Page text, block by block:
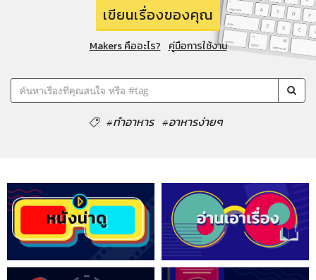
เขียนเรื่องของคุณ
Makers คืออะไร? คู่มือการใช้งาน
#ทำอาหาร #อาหารง่ายๆ